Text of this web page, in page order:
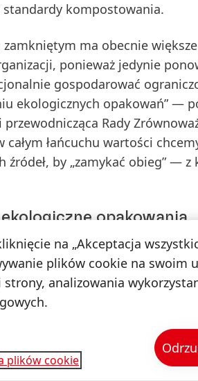
standardy kompostowania.
ma obecnie
ponieważ jedynie
gospodarować
ekologicznych opakowań” —
Rady
łańcuchu wartości
źródeł, by „zamykać obieg” —
opakowania
na przyjazne środowisku
ogniw łańcucha wartości będą
pracuje nad tworzeniem
uczestniczy na przykład w
Foundation, która
i przyspieszyć rozwój
społecznym Plastic
na „Akceptacja
plików cookie na swoim
analizowania
plików cookie